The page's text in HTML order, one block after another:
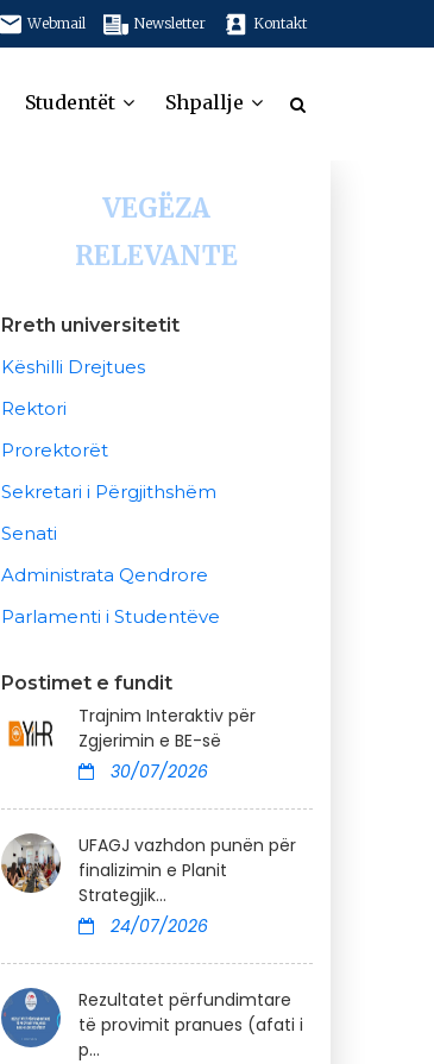
Webmail Newsletter Kontakt
Studentët Shpallje
VEGËZA
RELEVANTE
Rreth universitetit
Këshilli Drejtues
Rektori
Prorektorët
Sekretari i Përgjithshëm
Senati
Administrata Qendrore
Parlamenti i Studentëve
Postimet e fundit
Trajnim Interaktiv për
Zgjerimin e BE-së
30/07/2026
UFAGJ vazhdon punën për
finalizimin e Planit
Strategjik...
24/07/2026
Rezultatet përfundimtare
të provimit pranues (afati i
p...